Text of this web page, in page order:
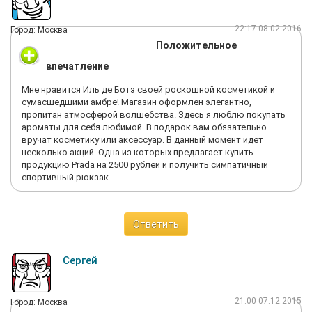
выбрала с запахом карамели и лимончика. На кассе мне
вручили 3 карты по 500 руб, т. е. всего на 1500 руб, которыми
можно воспользоваться начиная со следующего дня после
окончания акции (т. е. с 23 июня) и действуют до 2020 года) и
плюс кучу всяких приятных подарков. Так, что вот так я
затарилась, особенно приятно что, можно сказать за чужой
хотела лаки OPI и закрепители хорошие, но жаба душила, а тут
такая возможность:))
Город: Москва 22:17 08.02.2016
Положительное
впечатление
Мне нравится Иль де Ботэ своей роскошной косметикой и
сумасшедшими амбре! Магазин оформлен элегантно,
пропитан атмосферой волшебства. Здесь я люблю покупать
ароматы для себя любимой. В подарок вам обязательно
вручат косметику или аксессуар. В данный момент идет
несколько акций. Одна из которых предлагает купить
продукцию Prada на 2500 рублей и получить симпатичный
спортивный рюкзак.
Ответить
Сергей
Город: Москва 21:00 07.12.2015